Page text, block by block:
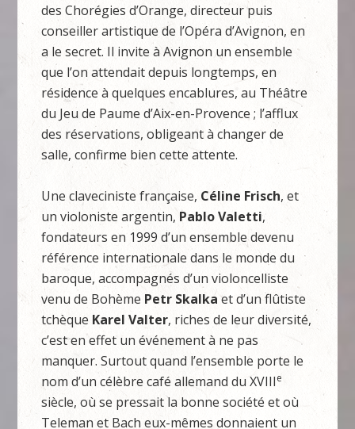
des Chorégies d’Orange, directeur puis
conseiller artistique de l’Opéra d’Avignon, en
a le secret. Il invite à Avignon un ensemble
que l’on attendait depuis longtemps, en
résidence à quelques encablures, au Théâtre
du Jeu de Paume d’Aix-en-Provence ; l’afflux
des réservations, obligeant à changer de
salle, confirme bien cette attente.
Une claveciniste française, Céline Frisch, et
un violoniste argentin, Pablo Valetti,
fondateurs en 1999 d’un ensemble devenu
référence internationale dans le monde du
baroque, accompagnés d’un violoncelliste
venu de Bohème Petr Skalkaet d’un flûtiste
tchèque Karel Valter, riches de leur diversité,
c’est en effet un événement à ne pas
manquer. Surtout quand l’ensemble porte le
nom d’un célèbre café allemand du XVIIIe
siècle, où se pressait la bonne société et où
Teleman et Bach eux-mêmes donnaient un